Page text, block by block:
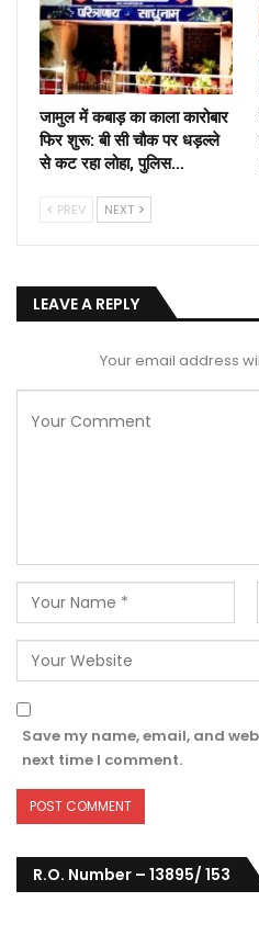
जामुल में कबाड़ का काला कारोबार
फिर शुरू: बी सी चौक पर धड़ल्ले
से कट रहा लोहा, पुलिस…
PREV NEXT
LEAVE A REPLY
Your email address
Save my name, email, and
next time I comment.
R.O. Number – 13895/ 153